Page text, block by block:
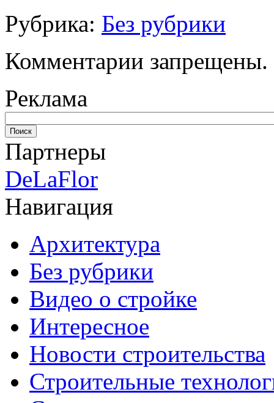
Рубрика: Без рубрики
Комментарии запрещены.
Реклама
Партнеры
DeLaFlor
Навигация
Архитектура
Без рубрики
Видео о стройке
Интересное
Новости строительства
Строительные